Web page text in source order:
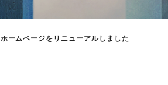
ホームページをリニューアルしました